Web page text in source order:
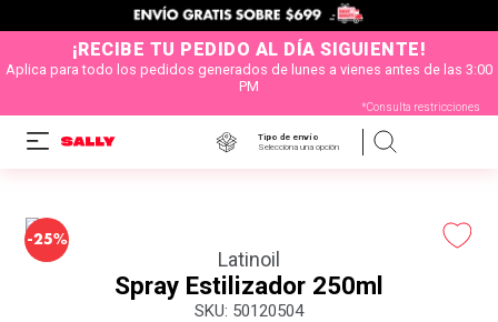
¡RECIBE TU PEDIDO AL DÍA SIGUIENTE!
Aplica para todo los pedidos generados de lunes a vienes antes de las 3:00
PM
*Consulta restricciones
Tipo de envío
Selecciona una opción
-25%
Latinoil
Spray Estilizador 250ml
: 50120504